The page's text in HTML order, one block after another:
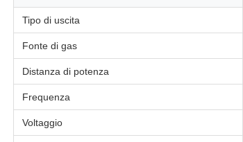
Tipo di uscita
Fonte di gas
Distanza di potenza
Frequenza
Voltaggio